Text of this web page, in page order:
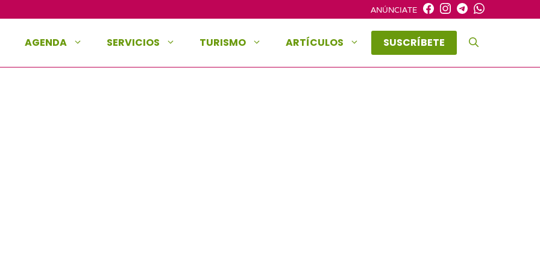
ANÚNCIATE
AGENDA SERVICIOS TURISMO ARTÍCULOS SUSCRÍBETE